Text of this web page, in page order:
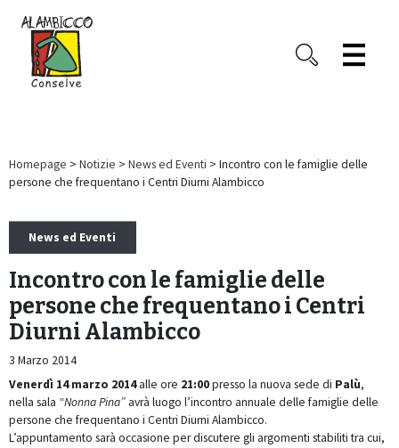
Homepage > Notizie > News ed Eventi > Incontro con le famiglie delle
persone che frequentano i Centri Diurni Alambicco
News ed Eventi
Incontro con le famiglie delle
persone che frequentano i Centri
Diurni Alambicco
3 Marzo 2014
Venerdì 14 marzo 2014alle ore 21:00presso la nuova sede di Palù,
nella sala “Nonna Pina” avrà luogo l’incontro annuale delle famiglie delle
persone che frequentano i Centri Diurni Alambicco.
L’appuntamento sarà occasione per discutere gli argomenti stabiliti tra cui,